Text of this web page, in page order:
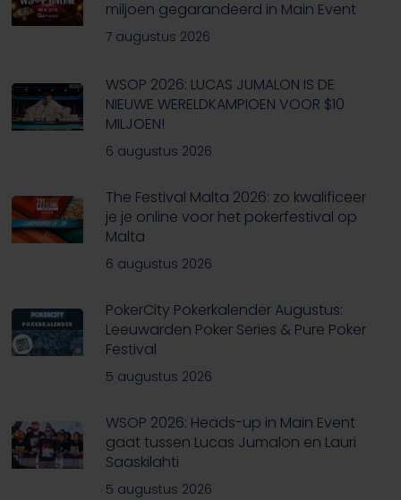
miljoen gegarandeerd in Main Event
7 augustus 2026
WSOP 2026: LUCAS JUMALON IS DE
NIEUWE WERELDKAMPIOEN VOOR $10
MILJOEN!
6 augustus 2026
The Festival Malta 2026: zo kwalificeer
je je online voor het pokerfestival op
Malta
6 augustus 2026
PokerCity Pokerkalender Augustus:
Leeuwarden Poker Series & Pure Poker
Festival
5 augustus 2026
WSOP 2026: Heads-up in Main Event
gaat tussen Lucas Jumalon en Lauri
Saaskilahti
5 augustus 2026